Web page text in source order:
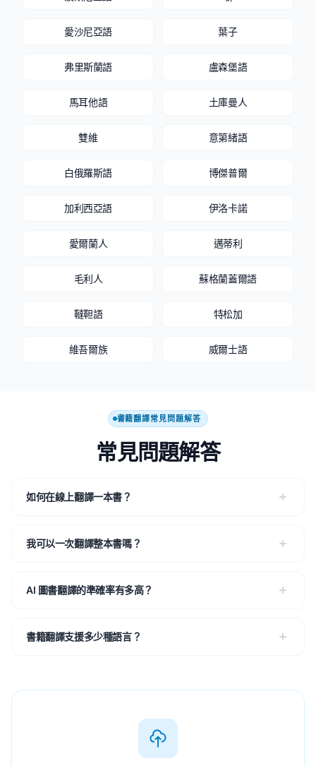
愛沙尼亞語 葉子
弗里斯蘭語 盧森堡語
馬耳他語 土庫曼人
雙維 意第緒語
白俄羅斯語 博傑普爾
加利西亞語 伊洛卡諾
愛爾蘭人 邁蒂利
毛利人 蘇格蘭蓋爾語
韃靼語 特松加
維吾爾族 威爾士語
書籍翻譯常見問題解答
常見問題解答
如何在線上翻譯一本書？
我可以一次翻譯整本書嗎？
AI 圖書翻譯的準確率有多高？
書籍翻譯支援多少種語言？